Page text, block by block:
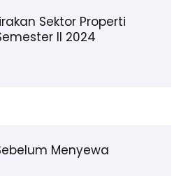
Sektor Properti
II 2024
Menyewa